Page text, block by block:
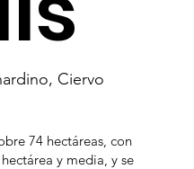
Ciervo
74 hectáreas, con
y media, y se